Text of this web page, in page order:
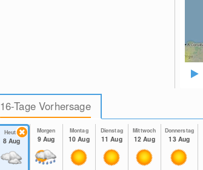
16-Tage Vorhersage
Heute
8 Aug
Morgen
9 Aug
Montag
10 Aug
Dienstag
11 Aug
Mittwoch
12 Aug
Donnerstag
13 Aug